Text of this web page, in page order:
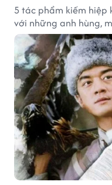
5 tác phẩm kiếm hiệp
với những anh hùng,